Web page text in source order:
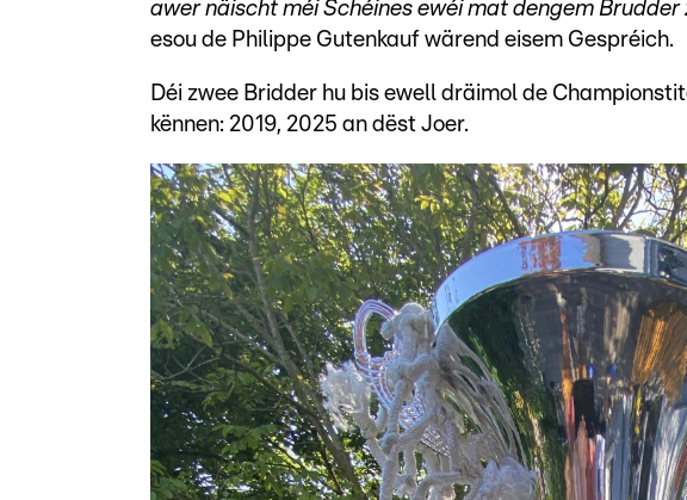
awer näischt méi Schéines ewéi mat dengem
esou de Philippe Gutenkauf wärend eisem Gespréich.
Déi zwee Bridder hu bis ewell dräimol de
kënnen: 2019, 2025 an dëst Joer.